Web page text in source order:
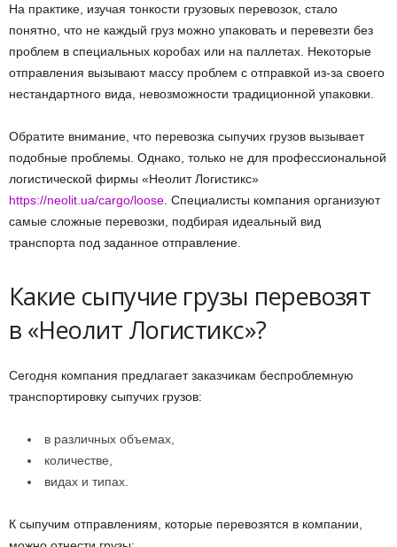
На практике, изучая тонкости грузовых перевозок, стало
понятно, что не каждый груз можно упаковать и перевезти без
проблем в специальных коробах или на паллетах. Некоторые
отправления вызывают массу проблем с отправкой из-за своего
нестандартного вида, невозможности традиционной упаковки.
Обратите внимание, что перевозка сыпучих грузов вызывает
подобные проблемы. Однако, только не для профессиональной
логистической фирмы «Неолит Логистикс»
https://neolit.ua/cargo/loose . Специалисты компания организуют
самые сложные перевозки, подбирая идеальный вид
транспорта под заданное отправление.
Какие сыпучие грузы перевозят
в «Неолит Логистикс»?
Сегодня компания предлагает заказчикам беспроблемную
транспортировку сыпучих грузов:
в различных объемах,
количестве,
видах и типах.
К сыпучим отправлениям, которые перевозятся в компании,